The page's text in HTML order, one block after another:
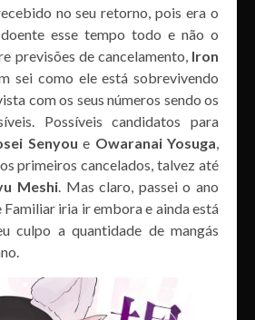
no seu retorno, pois era o
esse tempo todo e não o
previsões de cancelamento, Iron
sei como ele está sobrevivendo
com os seus números sendo os
Possíveis candidatos para
Senyou e Owaranai Yosuga
primeiros cancelados, talvez até
Meshi. Mas claro, passei o ano
iria ir embora e ainda está
culpo a quantidade de mangás